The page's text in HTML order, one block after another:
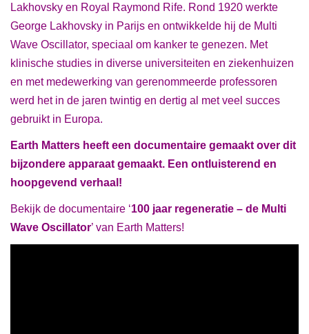
Lakhovsky en Royal Raymond Rife. Rond 1920 werkte
George Lakhovsky in Parijs en ontwikkelde hij de Multi
Wave Oscillator, speciaal om kanker te genezen. Met
klinische studies in diverse universiteiten en ziekenhuizen
en met medewerking van gerenommeerde professoren
werd het in de jaren twintig en dertig al met veel succes
gebruikt in Europa.
Earth Matters heeft een documentaire gemaakt over dit
bijzondere apparaat gemaakt. Een ontluisterend en
hoopgevend verhaal!
Bekijk de documentaire ‘100 jaar regeneratie – de Multi
Wave Oscillator’ van Earth Matters!